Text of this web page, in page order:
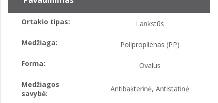
Ortakio tipas: Lankstūs
Medžiaga: Polipropilenas (PP)
Forma: Ovalus
Medžiagos
savybė:
Antibakterinė, Antistatinė